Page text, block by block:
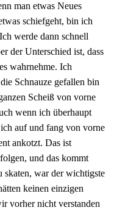
man etwas Neues
schiefgeht, bin ich
werde dann schnell
der Unterschied ist, dass
wahrnehme. Ich
Schnauze gefallen bin
Scheiß von vorne
wenn ich überhaupt
auf und fang von vorne
ankotzt. Das ist
und das kommt
skaten, war der wichtigste
keinen einzigen
vorher nicht verstanden